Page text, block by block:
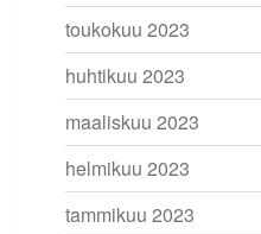
toukokuu 2023
huhtikuu 2023
maaliskuu 2023
helmikuu 2023
tammikuu 2023